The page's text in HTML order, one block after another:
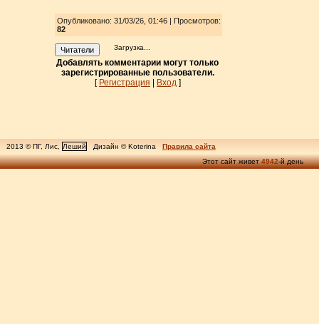
Опубликовано: 31/03/26, 01:46 | Просмотров:
82
Читатели Загрузка...
Добавлять комментарии могут только
зарегистрированные пользователи.
[ Регистрация Вход]
2013 © ПГ, Лис, Леший Дизайн © Koterina
Правила сайта
Этот сайт живет4942-й день